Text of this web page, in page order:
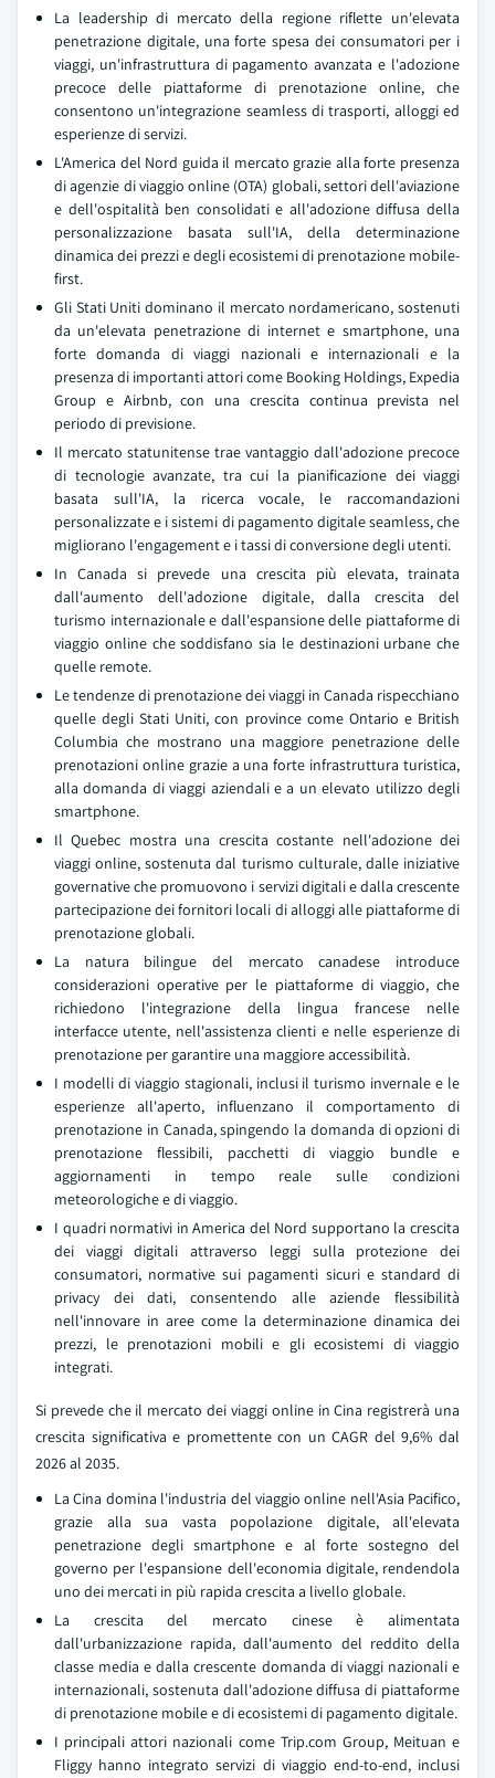
La leadership di mercato della regione riflette un'elevata
penetrazione digitale, una forte spesa dei consumatori per i
viaggi, un'infrastruttura di pagamento avanzata e l'adozione
precoce delle piattaforme di prenotazione online, che
consentono un'integrazione seamless di trasporti, alloggi ed
esperienze di servizi.
L'America del Nord guida il mercato grazie alla forte presenza
di agenzie di viaggio online (OTA) globali, settori dell'aviazione
e dell'ospitalità ben consolidati e all'adozione diffusa della
personalizzazione basata sull'IA, della determinazione
dinamica dei prezzi e degli ecosistemi di prenotazione mobile-
first.
Gli Stati Uniti dominano il mercato nordamericano, sostenuti
da un'elevata penetrazione di internet e smartphone, una
forte domanda di viaggi nazionali e internazionali e la
presenza di importanti attori come Booking Holdings, Expedia
Group e Airbnb, con una crescita continua prevista nel
periodo di previsione.
Il mercato statunitense trae vantaggio dall'adozione precoce
di tecnologie avanzate, tra cui la pianificazione dei viaggi
basata sull'IA, la ricerca vocale, le raccomandazioni
personalizzate e i sistemi di pagamento digitale seamless, che
migliorano l'engagement e i tassi di conversione degli utenti.
In Canada si prevede una crescita più elevata, trainata
dall'aumento dell'adozione digitale, dalla crescita del
turismo internazionale e dall'espansione delle piattaforme di
viaggio online che soddisfano sia le destinazioni urbane che
quelle remote.
Le tendenze di prenotazione dei viaggi in Canada rispecchiano
quelle degli Stati Uniti, con province come Ontario e British
Columbia che mostrano una maggiore penetrazione delle
prenotazioni online grazie a una forte infrastruttura turistica,
alla domanda di viaggi aziendali e a un elevato utilizzo degli
smartphone.
Il Quebec mostra una crescita costante nell'adozione dei
viaggi online, sostenuta dal turismo culturale, dalle iniziative
governative che promuovono i servizi digitali e dalla crescente
partecipazione dei fornitori locali di alloggi alle piattaforme di
prenotazione globali.
La natura bilingue del mercato canadese introduce
considerazioni operative per le piattaforme di viaggio, che
richiedono l'integrazione della lingua francese nelle
interfacce utente, nell'assistenza clienti e nelle esperienze di
prenotazione per garantire una maggiore accessibilità.
I modelli di viaggio stagionali, inclusi il turismo invernale e le
esperienze all'aperto, influenzano il comportamento di
prenotazione in Canada, spingendo la domanda di opzioni di
prenotazione flessibili, pacchetti di viaggio bundle e
aggiornamenti in tempo reale sulle condizioni
meteorologiche e di viaggio.
I quadri normativi in America del Nord supportano la crescita
dei viaggi digitali attraverso leggi sulla protezione dei
consumatori, normative sui pagamenti sicuri e standard di
privacy dei dati, consentendo alle aziende flessibilità
nell'innovare in aree come la determinazione dinamica dei
prezzi, le prenotazioni mobili e gli ecosistemi di viaggio
integrati.
Si prevede che il mercato dei viaggi online in Cina registrerà una
crescita significativa e promettente con un CAGR del 9,6% dal
2026 al 2035.
La Cina domina l'industria del viaggio online nell'Asia Pacifico,
grazie alla sua vasta popolazione digitale, all'elevata
penetrazione degli smartphone e al forte sostegno del
governo per l'espansione dell'economia digitale, rendendola
uno dei mercati in più rapida crescita a livello globale.
La crescita del mercato cinese è alimentata
dall'urbanizzazione rapida, dall'aumento del reddito della
classe media e dalla crescente domanda di viaggi nazionali e
internazionali, sostenuta dall'adozione diffusa di piattaforme
di prenotazione mobile e di ecosistemi di pagamento digitale.
I principali attori nazionali come Trip.com Group, Meituan e
Fliggy hanno integrato servizi di viaggio end-to-end, inclusi